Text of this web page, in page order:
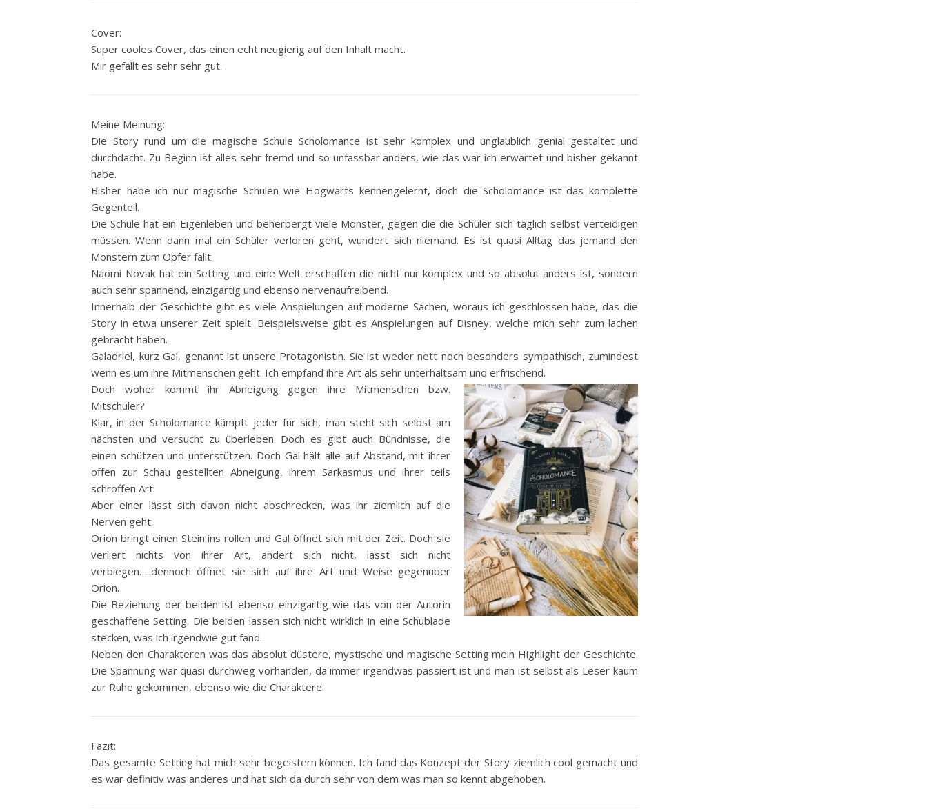
Cover:
Super cooles Cover, das einen echt neugierig auf den Inhalt macht.
Mir gefällt es sehr sehr gut.
Meine Meinung:
Die Story rund um die magische Schule Scholomance ist sehr komplex und unglaublich genial gestaltet und
durchdacht. Zu Beginn ist alles sehr fremd und so unfassbar anders, wie das war ich erwartet und bisher gekannt
habe.
Bisher habe ich nur magische Schulen wie Hogwarts kennengelernt, doch die Scholomance ist das komplette
Gegenteil.
Die Schule hat ein Eigenleben und beherbergt viele Monster, gegen die die Schüler sich täglich selbst verteidigen
müssen. Wenn dann mal ein Schüler verloren geht, wundert sich niemand. Es ist quasi Alltag das jemand den
Monstern zum Opfer fällt.
Naomi Novak hat ein Setting und eine Welt erschaffen die nicht nur komplex und so absolut anders ist, sondern
auch sehr spannend, einzigartig und ebenso nervenaufreibend.
Innerhalb der Geschichte gibt es viele Anspielungen auf moderne Sachen, woraus ich geschlossen habe, das die
Story in etwa unserer Zeit spielt. Beispielsweise gibt es Anspielungen auf Disney, welche mich sehr zum lachen
gebracht haben.
Galadriel, kurz Gal, genannt ist unsere Protagonistin. Sie ist weder nett noch besonders sympathisch, zumindest
wenn es um ihre Mitmenschen geht. Ich empfand ihre Art als sehr unterhaltsam und erfrischend.
Doch woher kommt ihr Abneigung gegen ihre Mitmenschen bzw.
Mitschüler?
Klar, in der Scholomance kämpft jeder für sich, man steht sich selbst am
nächsten und versucht zu überleben. Doch es gibt auch Bündnisse, die
einen schützen und unterstützen. Doch Gal hält alle auf Abstand, mit ihrer
offen zur Schau gestellten Abneigung, ihrem Sarkasmus und ihrer teils
schroffen Art.
Aber einer lässt sich davon nicht abschrecken, was ihr ziemlich auf die
Nerven geht.
Orion bringt einen Stein ins rollen und Gal öffnet sich mit der Zeit. Doch sie
verliert nichts von ihrer Art, ändert sich nicht, lässt sich nicht
verbiegen…..dennoch öffnet sie sich auf ihre Art und Weise gegenüber
Orion.
Die Beziehung der beiden ist ebenso einzigartig wie das von der Autorin
geschaffene Setting. Die beiden lassen sich nicht wirklich in eine Schublade
stecken, was ich irgendwie gut fand.
Neben den Charakteren was das absolut düstere, mystische und magische Setting mein Highlight der Geschichte.
Die Spannung war quasi durchweg vorhanden, da immer irgendwas passiert ist und man ist selbst als Leser kaum
zur Ruhe gekommen, ebenso wie die Charaktere.
Fazit:
Das gesamte Setting hat mich sehr begeistern können. Ich fand das Konzept der Story ziemlich cool gemacht und
es war definitiv was anderes und hat sich da durch sehr von dem was man so kennt abgehoben.